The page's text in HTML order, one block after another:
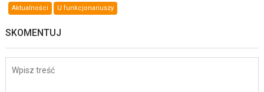
Aktualności U funkcjonariuszy
SKOMENTUJ